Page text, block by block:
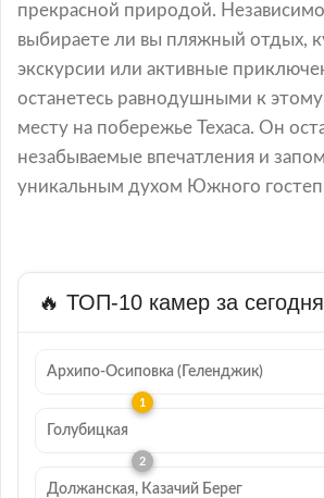
прекрасной природой.
выбираете ли вы пляжный отдых,
экскурсии или активные
останетесь равнодушными к
месту на побережье Техаса. Он
незабываемые впечатления и
уникальным духом Южного
🔥 ТОП-10 камер за сегодня
Архипо-Осиповка (Геленджик)
Голубицкая
Должанская, Казачий Берег